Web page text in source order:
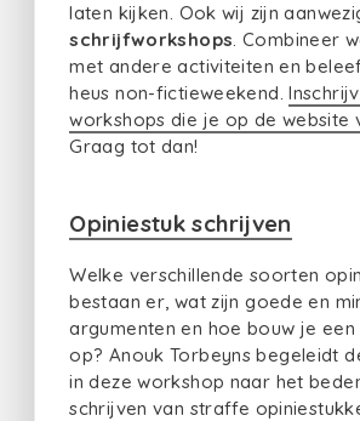
laten kijken. Ook wij zijn
schrijfworkshops. Combineer
met andere activiteiten en
heus non-fictieweekend.
workshops die je op de website
Graag tot dan!
Opiniestuk schrijven
Welke verschillende soorten
bestaan er, wat zijn goede en
argumenten en hoe bouw je een
op? Anouk Torbeyns begeleidt
in deze workshop naar het
schrijven van straffe